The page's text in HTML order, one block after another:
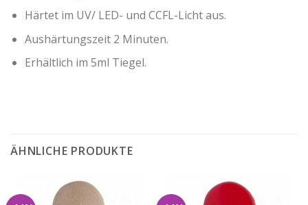
Härtet im UV/ LED- und CCFL-Licht aus.
Aushärtungszeit 2 Minuten.
Erhältlich im 5ml Tiegel.
ÄHNLICHE PRODUKTE